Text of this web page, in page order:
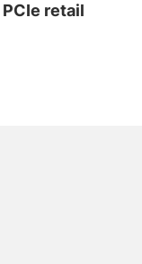
retail